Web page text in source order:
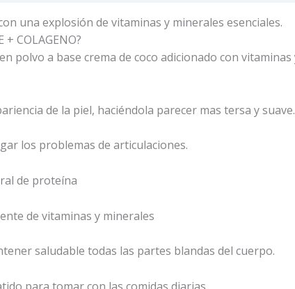
una explosión de vitaminas y minerales esenciales.
+ COLAGENO?
polvo a base crema de coco adicionado con
de la piel, haciéndola parecer mas tersa y suave.
los problemas de articulaciones.
de proteína
de vitaminas y minerales
saludable todas las partes blandas del cuerpo.